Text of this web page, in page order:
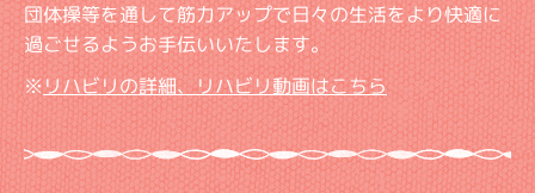
団体操等を通して筋力アップで日々の生活をより快適に
過ごせるようお手伝いいたします。
※リハビリの詳細、リハビリ動画はこちら